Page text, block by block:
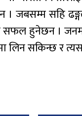
जबसम्म सहि
सफल हुनेछन ।
लिन सकिन्छ र